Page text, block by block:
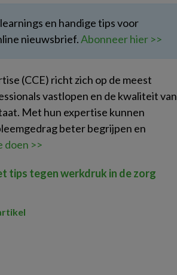
en handige tips voor
nieuwsbrief.Abonneer hier >>
(CCE) richt zich op de meest
vastlopen en de kwaliteit van
Met hun expertise kunnen
beter begrijpen en
doen >>
tips tegen werkdruk in de zorg